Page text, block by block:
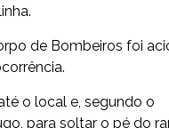
de Bombeiros foi
o local e, segundo o
para soltar o pé do